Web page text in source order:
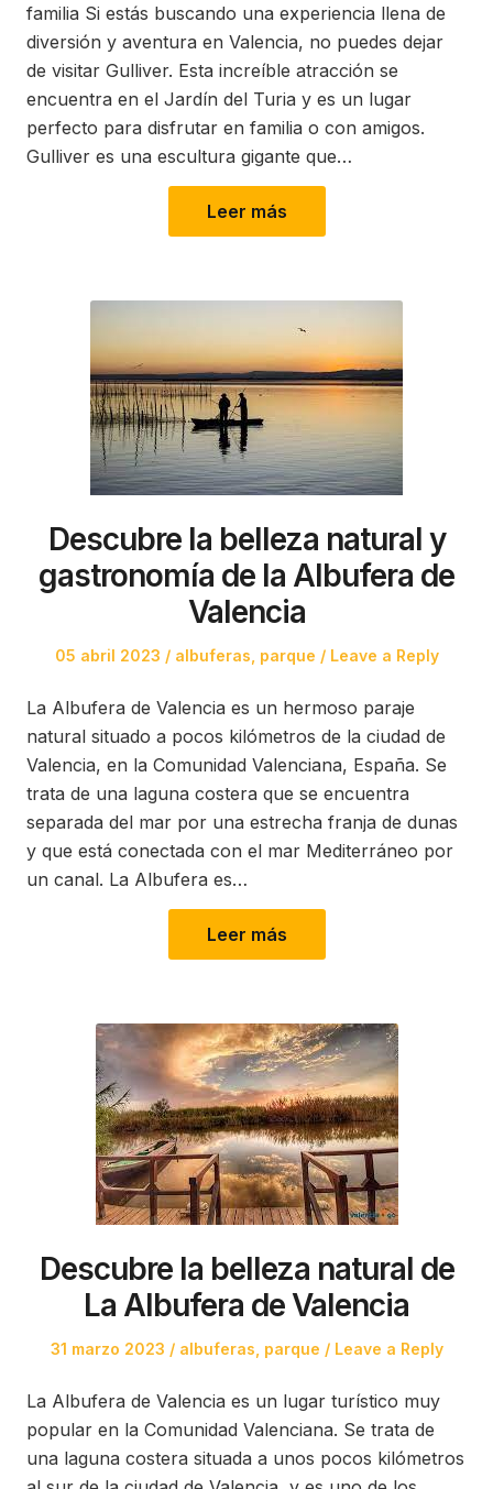
familia Si estás buscando una experiencia llena de
diversión y aventura en Valencia, no puedes dejar
de visitar Gulliver. Esta increíble atracción se
encuentra en el Jardín del Turia y es un lugar
perfecto para disfrutar en familia o con amigos.
Gulliver es una escultura gigante que…
Leer más
Descubre la belleza natural y
gastronomía de la Albufera de
Valencia
Posted
05 abril 2023
Posted
albuferas parque Leave a Reply
La Albufera de Valencia es un hermoso paraje
natural situado a pocos kilómetros de la ciudad de
Valencia, en la Comunidad Valenciana, España. Se
trata de una laguna costera que se encuentra
separada del mar por una estrecha franja de dunas
y que está conectada con el mar Mediterráneo por
un canal. La Albufera es…
Leer más
Descubre la belleza natural de
La Albufera de Valencia
Posted
31 marzo 2023
Posted
albuferas parque Leave a Reply
La Albufera de Valencia es un lugar turístico muy
popular en la Comunidad Valenciana. Se trata de
una laguna costera situada a unos pocos kilómetros